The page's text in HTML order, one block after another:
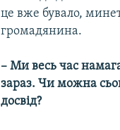
це вже бувало,
громадянина.
– Ми весь час
зараз. Чи можна
досвід?